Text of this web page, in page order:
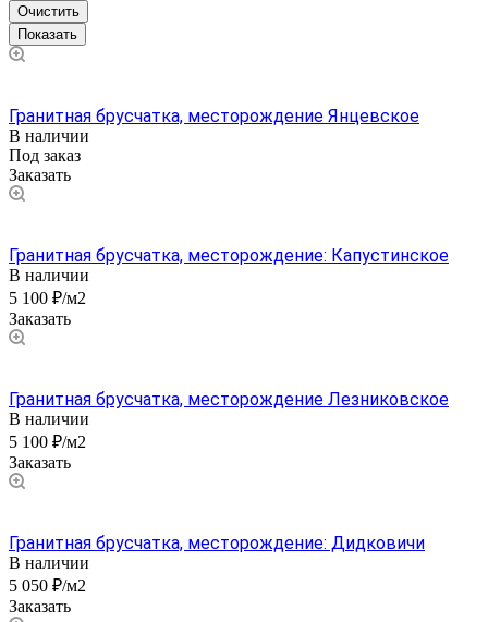
Очистить
Гранитная брусчатка, месторождение Янцевское
В наличии
Под заказ
Заказать
Гранитная брусчатка, месторождение: Капустинское
В наличии
5 100 ₽/м2
Заказать
Гранитная брусчатка, месторождение Лезниковское
В наличии
5 100 ₽/м2
Заказать
Гранитная брусчатка, месторождение: Дидковичи
В наличии
5 050 ₽/м2
Заказать